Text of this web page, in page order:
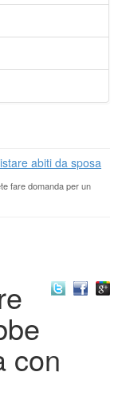
abiti da sposa
fare domanda per un
con